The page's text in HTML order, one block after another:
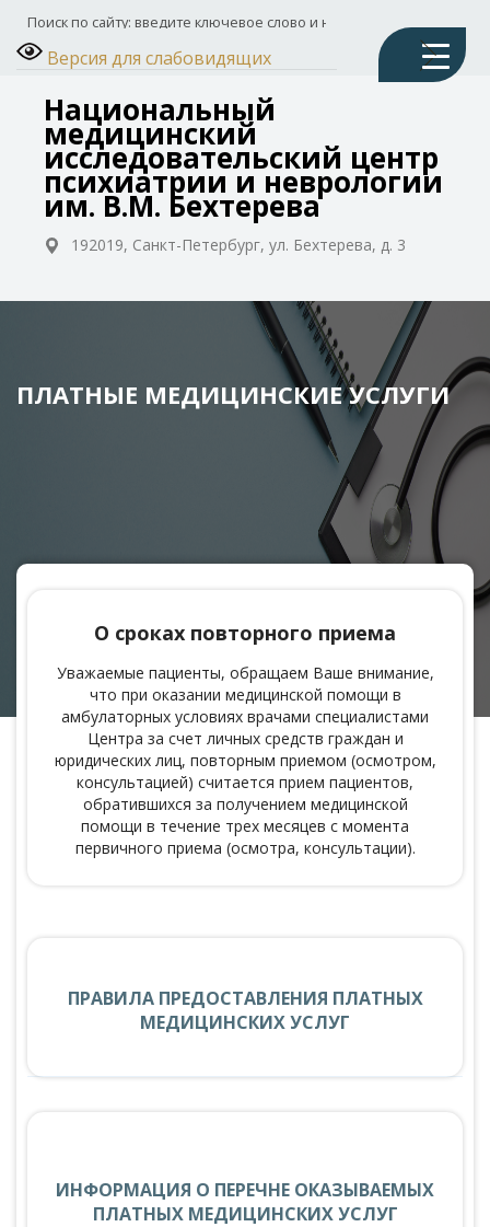
Версия для слабовидящих
Национальный
медицинский
исследовательский центр
психиатрии и неврологии
им. В.М. Бехтерева
192019, Санкт-Петербург, ул. Бехтерева, д. 3
ПЛАТНЫЕ МЕДИЦИНСКИЕ УСЛУГИ
О сроках повторного приема
Уважаемые пациенты, обращаем Ваше внимание,
что при оказании медицинской помощи в
амбулаторных условиях врачами специалистами
Центра за счет личных средств граждан и
юридических лиц, повторным приемом (осмотром,
консультацией) считается прием пациентов,
обратившихся за получением медицинской
помощи в течение трех месяцев с момента
первичного приема (осмотра, консультации).
ПРАВИЛА ПРЕДОСТАВЛЕНИЯ ПЛАТНЫХ
МЕДИЦИНСКИХ УСЛУГ
ИНФОРМАЦИЯ О ПЕРЕЧНЕ ОКАЗЫВАЕМЫХ
ПЛАТНЫХ МЕДИЦИНСКИХ УСЛУГ